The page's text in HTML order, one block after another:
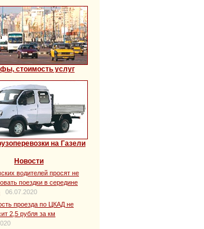
стоимость услуг
на Газели
Новости
водителей просят не
поездки в середине
06.07.2020
проезда по ЦКАД не
2,5 рубля за км